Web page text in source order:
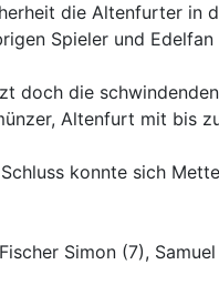
die Altenfurter in
Spieler und
doch die
Altenfurt mit bis
konnte sich
Simon (7),